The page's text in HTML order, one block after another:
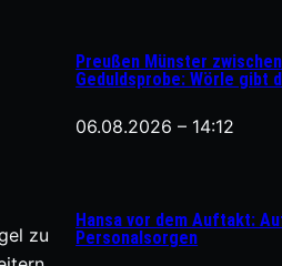
zu
Preußen Münster
Geduldsprobe: Wörle gibt
06.08.2026 – 14:12
Hansa vor dem Auftakt:
Personalsorgen